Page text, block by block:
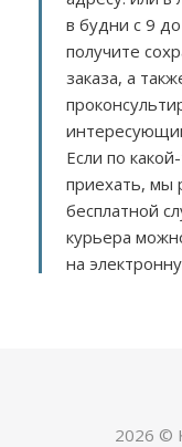
в будни с 9
получите
заказа, а
Если по
приехать, мы
бесплатной
курьера
на
2026 ©